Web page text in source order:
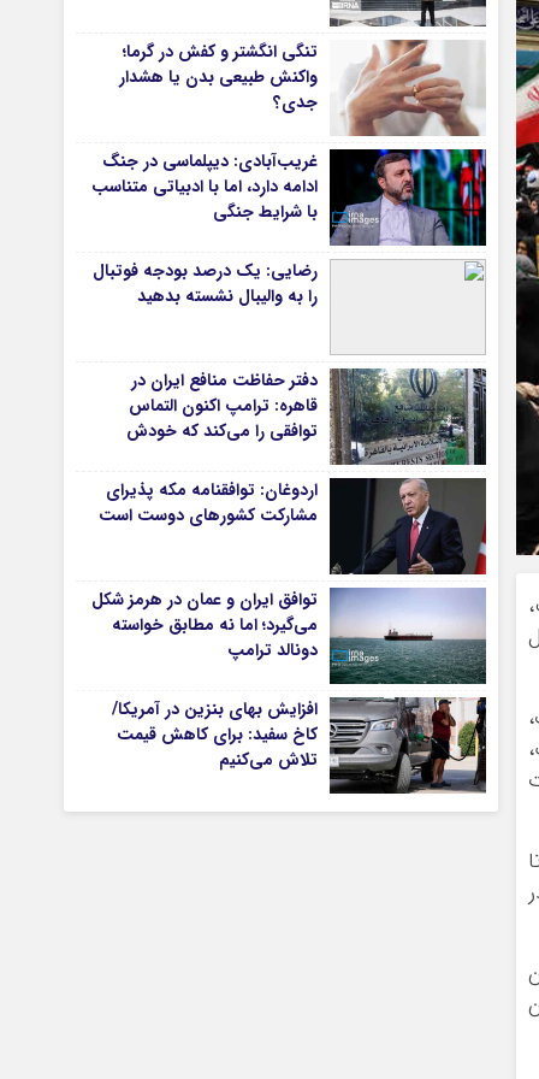
دانشگاه
آموزش و پرورش
بهداشت و درمان
سبک زندگی
حوادث، انتظامی
شهری و رفاهی
شهرداری و شورای شهر
*ماناسپهر
یادداشت روز
اطلاعیه
پیام تبریک ماناسپهر
پیام تسلیت ماناسپهر
پیوندهای سایت
تنگی انگشتر و کفش در گرما؛
واکنش طبیعی بدن یا هشدار
جدی؟
غریب‌آبادی: دیپلماسی در جنگ
ادامه دارد، اما با ادبیاتی متناسب
با شرایط جنگی
رضایی: یک درصد بودجه فوتبال
را به والیبال نشسته بدهید
دفتر حفاظت منافع ایران در
قاهره: ترامپ اکنون التماس
توافقی را می‌کند که خودش
اردوغان: توافقنامه مکه پذیرای
مشارکت کشورهای دوست است
توافق ایران و عمان در هرمز شکل
می‌گیرد؛ اما نه مطابق خواسته
دونالد ترامپ
افزایش بهای بنزین در آمریکا/
کاخ سفید: برای کاهش قیمت
تلاش می‌کنیم